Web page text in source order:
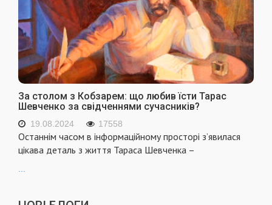
За столом з Кобзарем: що любив їсти Тарас
Шевченко за свідченнями сучасників?
19.08.2024 17558
Останнім часом в інформаційному просторі з’явилася
цікава деталь з життя Тараса Шевченка –